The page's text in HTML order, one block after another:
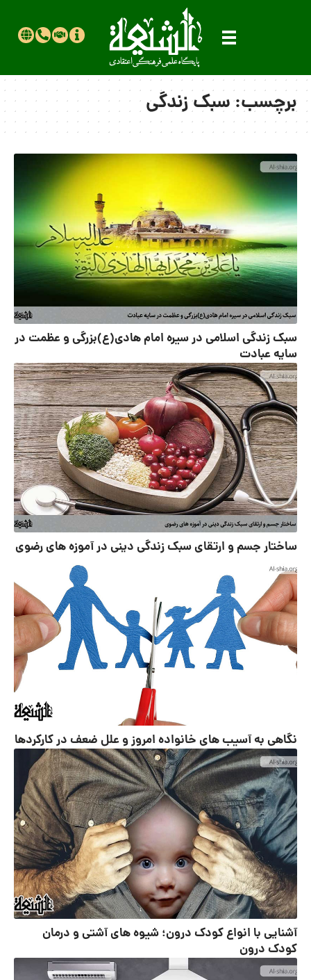
برچسب:سبک زندگی
سبک زندگی اسلامی در سیره امام هادی(ع)بزرگی و عظمت در
سایه عبادت
ساختار جسم و ارتقای سبک زندگی دینی در آموزه های رضوی
نگاهی به آسیب های خانواده امروز و علل ضعف در کارکردها
آشنایی با انواع کودک درون؛ شیوه های آشتی و درمان
کودک درون